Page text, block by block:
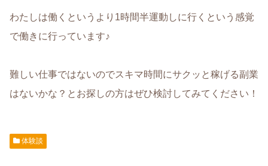
わたしは働くというより1時間半運動しに行くという感覚
で働きに行っています♪
難しい仕事ではないのでスキマ時間にサクッと稼げる副業
はないかな？とお探しの方はぜひ検討してみてください！
体験談